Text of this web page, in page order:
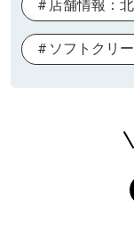
店舗情報：
ソフトクリ